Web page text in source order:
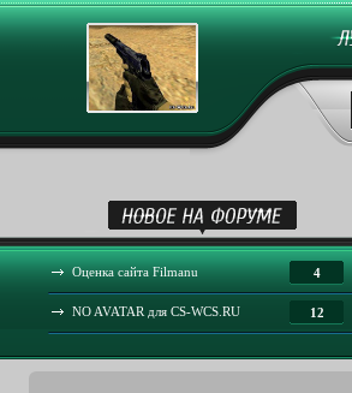
4
Оценка сайта Filmanu
12
NO AVATAR для CS-WCS.RU